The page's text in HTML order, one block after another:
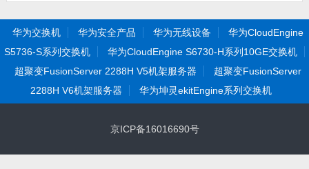
华为交换机 华为安全产品 华为无线设备
华为CloudEngine
S5736-S系列交换机
华为CloudEngine S6730-H系列10GE交换机
超聚变FusionServer 2288H V5机架服务器
超聚变FusionServer
2288H V6机架服务器
华为坤灵ekitEngine系列交换机
京ICP备16016690号